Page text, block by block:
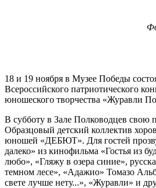
18 и 19 ноября в Музее Победы
Всероссийского патриотического
юношеского творчества «Журавли
В субботу в Зале Полководцев свою
Образцовый детский коллектив
юношей «ДЕБЮТ». Для гостей
далеко» из кинофильма «Гостья из
любо», «Гляжу в озера синие»,
темном лесе», «Адажио» Томазо
свете лучше нету...», «Журавли» и